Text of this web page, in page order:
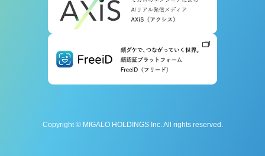
Copyright © MIGALO HOLDINGS Inc. All rights reserved.